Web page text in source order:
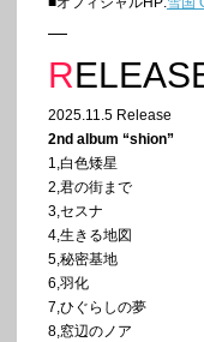
2025.11.5 Release
2nd album “shion”
1,白色矮星
2,君の街まで
3,セスナ
4,生きる地図
5,秘密基地
6,羽化
7,ひぐらしの夢
8,窓辺のノア